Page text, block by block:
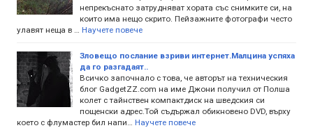
непрекъснато затрудняват хората със снимките си, на
които има нещо скрито. Пейзажните фотографи често
улавят неща в …
Научете повече
Зловещо послание взриви интернет.Малцина успяха
да го разгадаят..
Всичко започнало с това, че авторът на техническия
блог GadgetZZ.com на име Джони получил от Полша
колет с тайнствен компактдиск на шведския си
пощенски адрес.Той съдържал обикновено DVD, върху
което с флумастер бил напи…
Научете повече